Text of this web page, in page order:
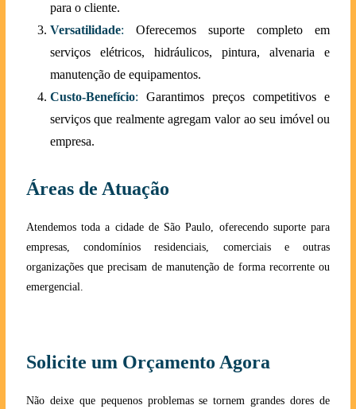
para o cliente.
Versatilidade: Oferecemos suporte completo em
serviços elétricos, hidráulicos, pintura, alvenaria e
manutenção de equipamentos.
Custo-Benefício: Garantimos preços competitivos e
serviços que realmente agregam valor ao seu imóvel ou
empresa.
Áreas de Atuação
Atendemos toda a cidade de São Paulo, oferecendo suporte para
empresas, condomínios residenciais, comerciais e outras
organizações que precisam de manutenção de forma recorrente ou
emergencial.
Solicite um Orçamento Agora
Não deixe que pequenos problemas se tornem grandes dores de